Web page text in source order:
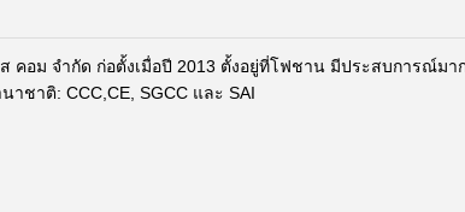
คอม จํากัด ก่อตั้งเมื่อปี 2013 ตั้งอยู่ที่โฟชาน มีประสบการณ์ม
ชาติ: CCC,CE, SGCC และ SAI